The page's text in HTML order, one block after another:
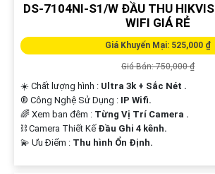
DS-7104NI-S1/W ĐẦU THU
WIFI GIÁ RẺ
Giá Khuyến Mại: 525,000 ₫
Giá Bán: 750,000 ₫
☀️ Chất lượng hình : Ultra 3k + Sắc Nét .
®️ Công Nghệ Sử Dụng : IP Wifi.
🌈 Xem ban đêm : Từng Vị Trí Camera .
⛓ Camera Thiết Kế Đầu Ghi 4 kênh.
️💫 Ưu Điểm : Thu hình Ổn Định.